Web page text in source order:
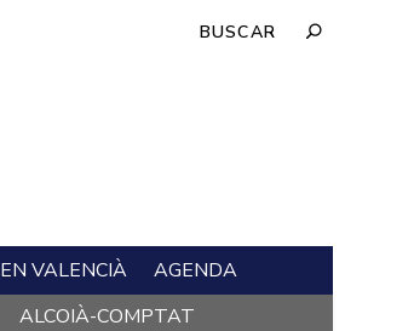
EN VALENCIÀ AGENDA
L´ALACANTÍ
ALCOIÀ-COMPTAT